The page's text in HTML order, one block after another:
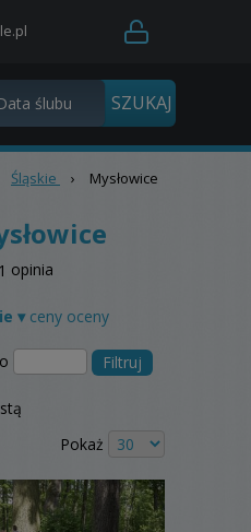
Śląskie › Mysłowice
1 opinia
▾ ceny oceny
Filtruj
Pokaż